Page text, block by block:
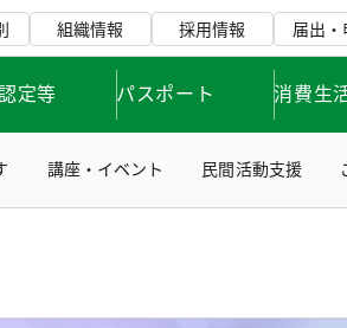
組織情報 採用情報 届出
定等 パスポート 消費生
講座・イベント 民間活動支援